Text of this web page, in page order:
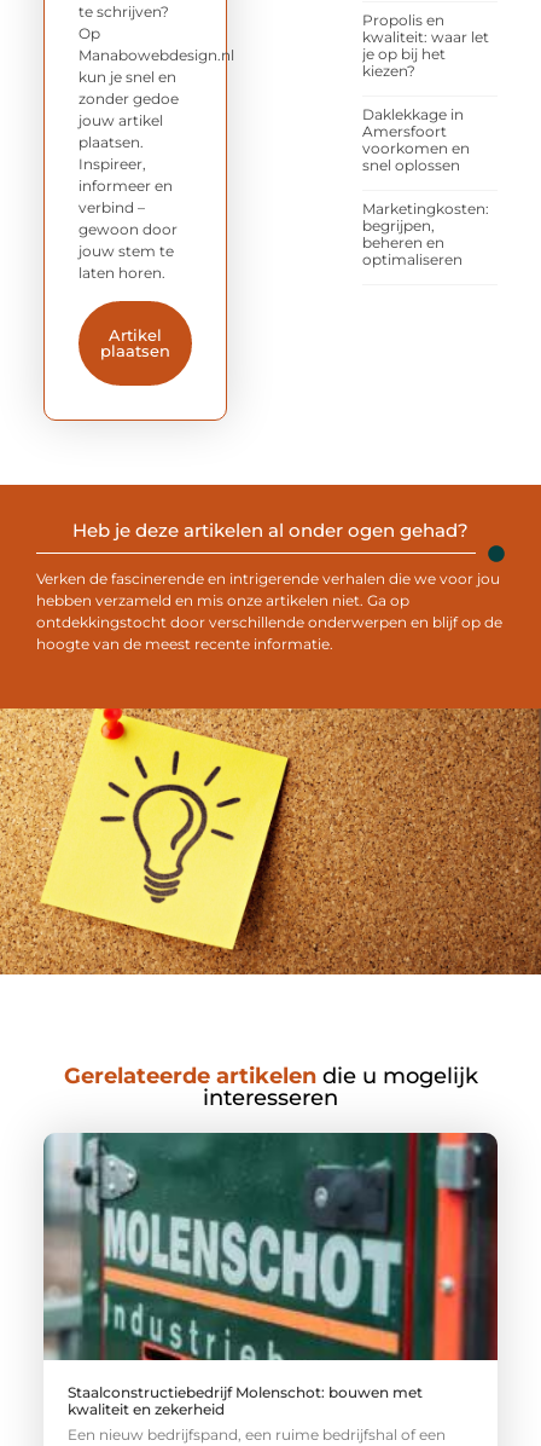
Propolis en
kwaliteit: waar let
je op bij het
kiezen?
Daklekkage in
Amersfoort
voorkomen en
snel oplossen
Marketingkosten:
begrijpen,
beheren en
optimaliseren
te schrijven?
Op
Manabowebdesign.nl
kun je snel en
zonder gedoe
jouw artikel
plaatsen.
Inspireer,
informeer en
verbind –
gewoon door
jouw stem te
laten horen.
Artikel
plaatsen
Heb je deze artikelen al onder ogen gehad?
Verken de fascinerende en intrigerende verhalen die we voor jou
hebben verzameld en mis onze artikelen niet. Ga op
ontdekkingstocht door verschillende onderwerpen en blijf op de
hoogte van de meest recente informatie.
Gerelateerde artikelendie u mogelijk
interesseren
Staalconstructiebedrijf Molenschot: bouwen met
kwaliteit en zekerheid
Een nieuw bedrijfspand, een ruime bedrijfshal of een